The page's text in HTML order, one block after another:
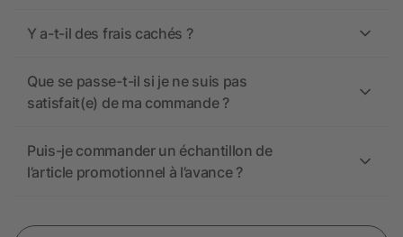
Y a-t-il des frais cachés ?
Que se passe-t-il si je ne suis pas
satisfait(e) de ma commande ?
Puis-je commander un échantillon de
l’article promotionnel à l’avance ?